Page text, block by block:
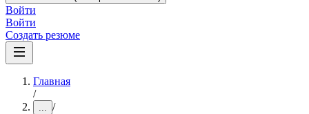
Войти
Войти
Создать резюме
Главная
/
... /